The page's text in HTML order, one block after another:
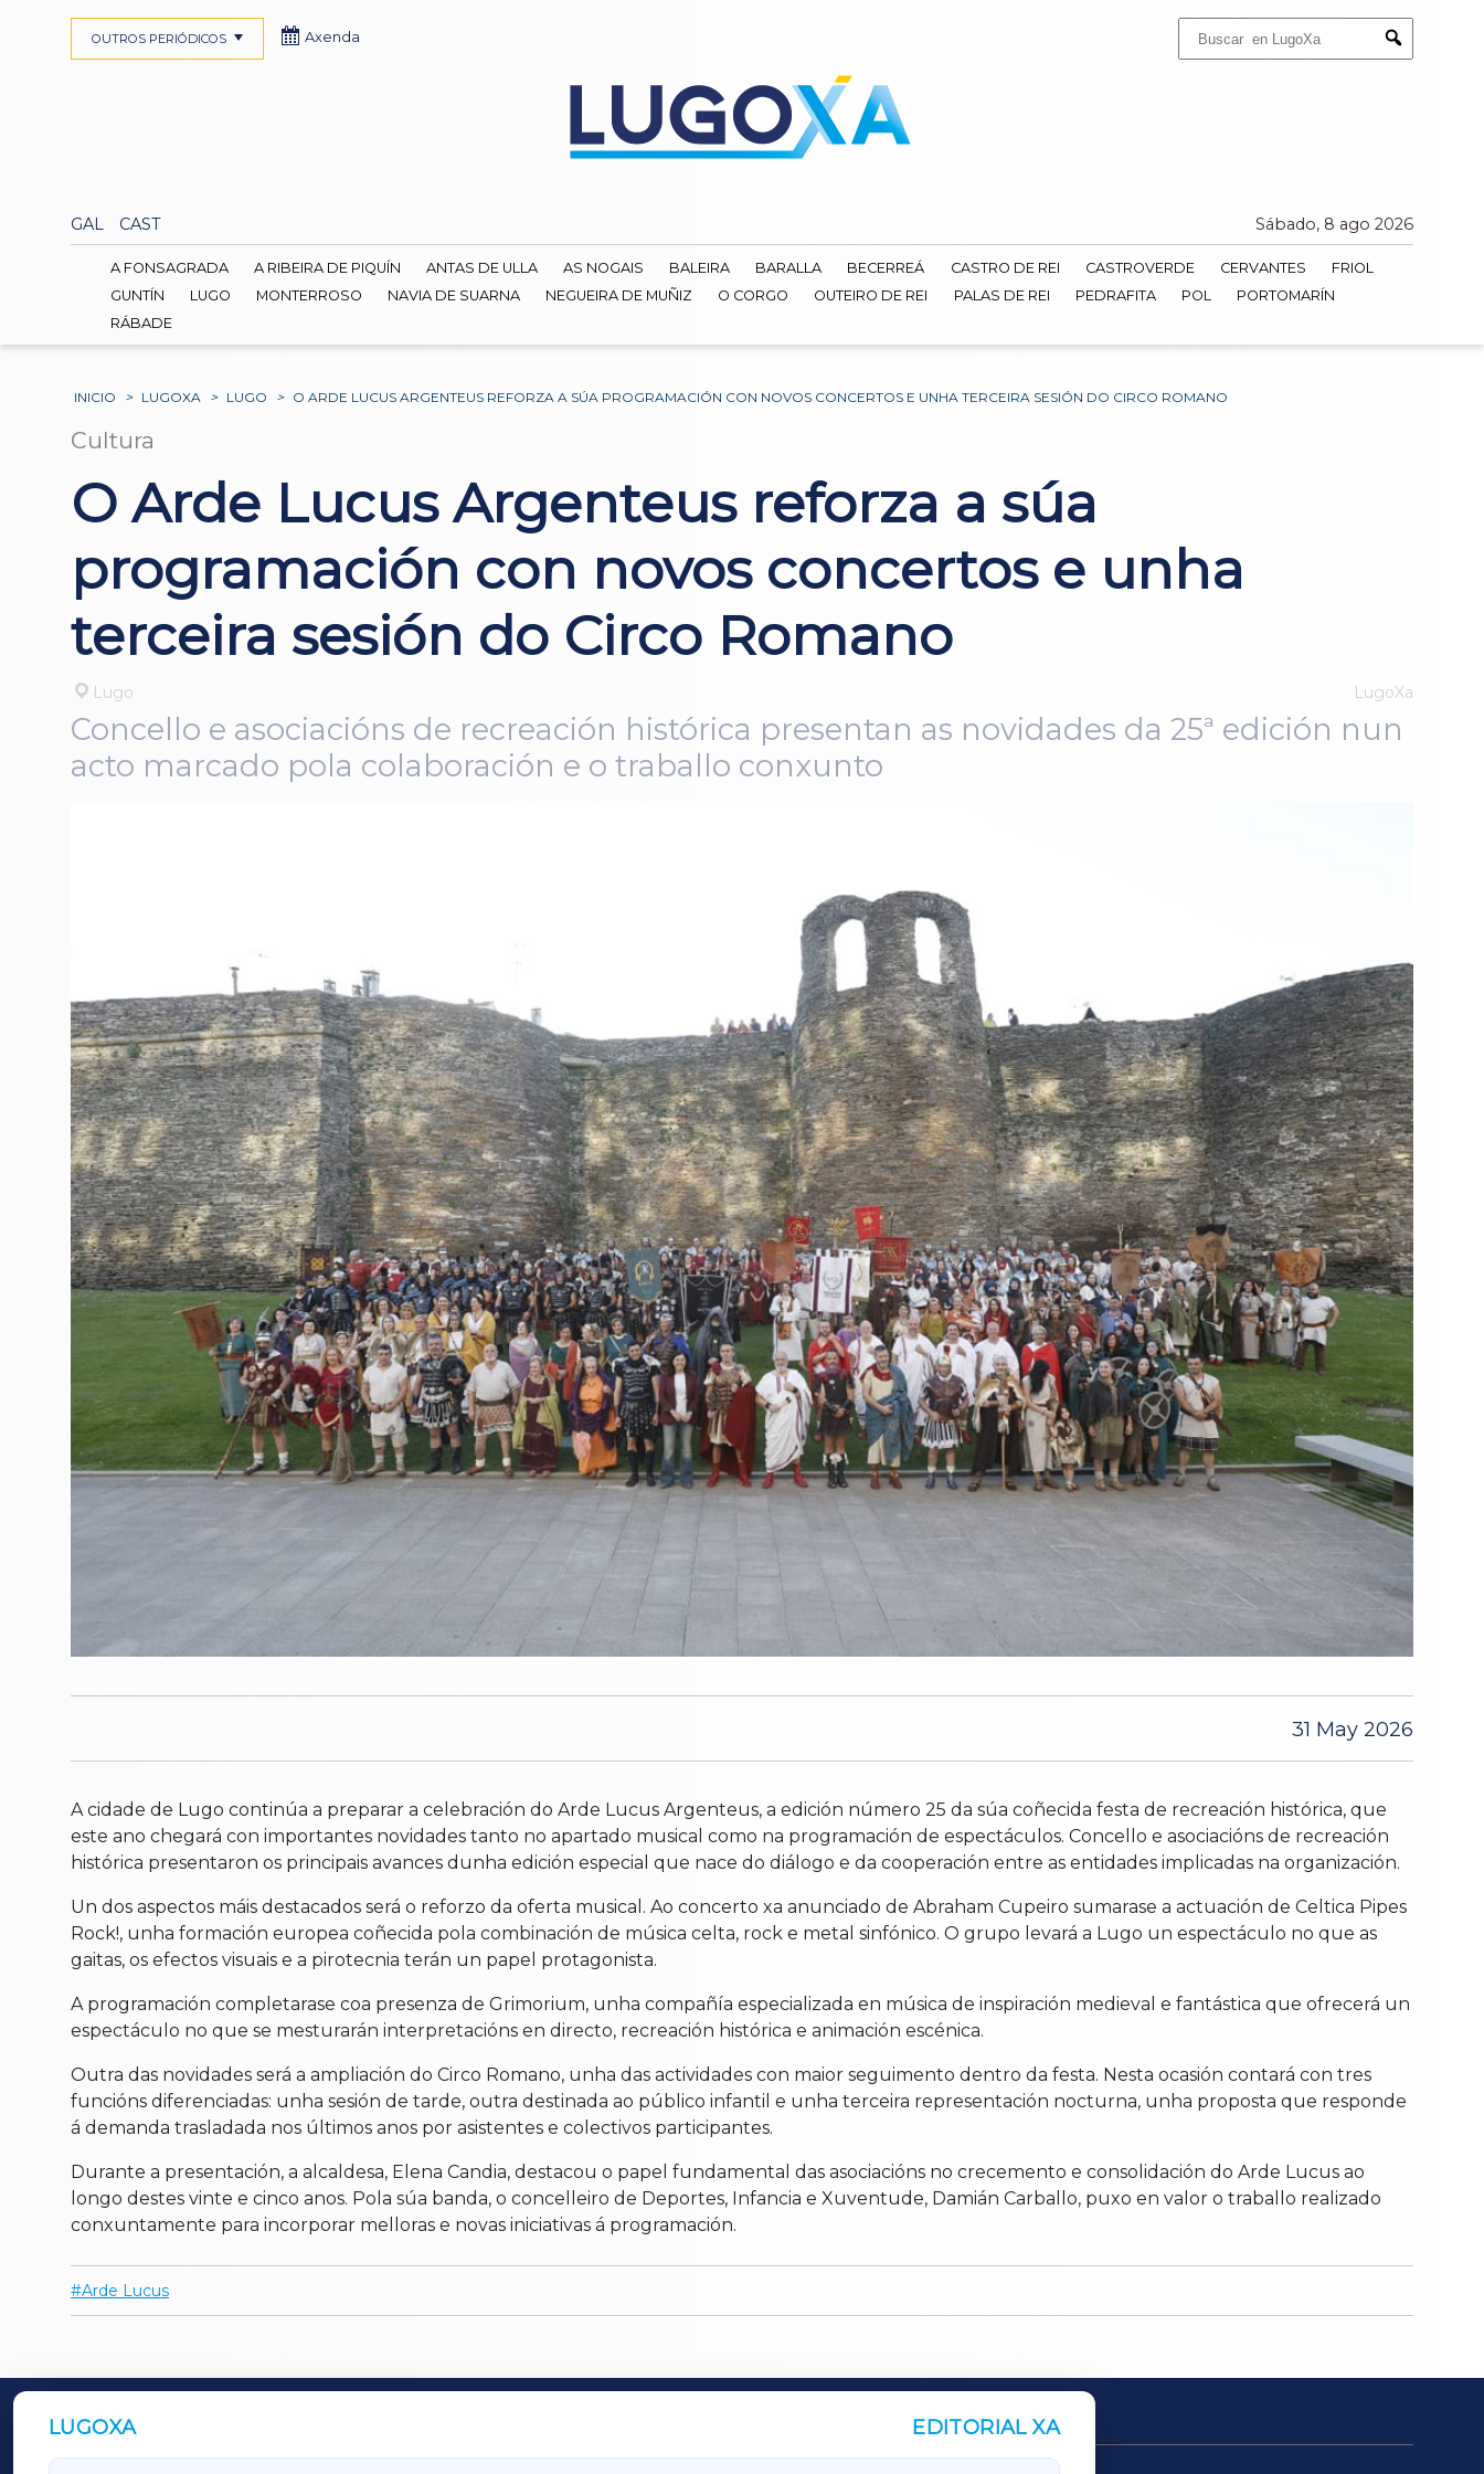
Submit
GAL CAST Sábado, 8 ago 2026
OUTROS PERIÓDICOS Axenda
A FONSAGRADA A RIBEIRA DE PIQUÍN ANTAS DE ULLA AS NOGAIS BALEIRA BARALLA BECERREÁ CASTRO DE REI CASTROVERDE CERVANTES
FRIOL
GUNTÍN
LUGO MONTERROSO NAVIA DE SUARNA NEGUEIRA DE MUÑIZ O CORGO OUTEIRO DE REI PALAS DE REI PEDRAFITA POL
PORTOMARÍN
RÁBADE
INICIO > LUGOXA > LUGO > O ARDE LUCUS ARGENTEUS REFORZA A SÚA PROGRAMACIÓN CON NOVOS CONCERTOS E UNHA TERCEIRA SESIÓN DO CIRCO ROMANO
Cultura
O Arde Lucus Argenteus reforza a súa
programación con novos concertos e unha
terceira sesión do Circo Romano
Lugo LugoXa
Concello e asociacións de recreación histórica presentan as novidades da 25ª edición nun
acto marcado pola colaboración e o traballo conxunto
31 May 2026
A cidade de Lugo continúa a preparar a celebración do Arde Lucus Argenteus, a edición número 25 da súa coñecida festa de recreación histórica, que
este ano chegará con importantes novidades tanto no apartado musical como na programación de espectáculos. Concello e asociacións de recreación
histórica presentaron os principais avances dunha edición especial que nace do diálogo e da cooperación entre as entidades implicadas na organización.
Un dos aspectos máis destacados será o reforzo da oferta musical. Ao concerto xa anunciado de Abraham Cupeiro sumarase a actuación de Celtica Pipes
Rock!, unha formación europea coñecida pola combinación de música celta, rock e metal sinfónico. O grupo levará a Lugo un espectáculo no que as
gaitas, os efectos visuais e a pirotecnia terán un papel protagonista.
A programación completarase coa presenza de Grimorium, unha compañía especializada en música de inspiración medieval e fantástica que ofrecerá un
espectáculo no que se mesturarán interpretacións en directo, recreación histórica e animación escénica.
Outra das novidades será a ampliación do Circo Romano, unha das actividades con maior seguimento dentro da festa. Nesta ocasión contará con tres
funcións diferenciadas: unha sesión de tarde, outra destinada ao público infantil e unha terceira representación nocturna, unha proposta que responde
á demanda trasladada nos últimos anos por asistentes e colectivos participantes.
Durante a presentación, a alcaldesa, Elena Candia, destacou o papel fundamental das asociacións no crecemento e consolidación do Arde Lucus ao
longo destes vinte e cinco anos. Pola súa banda, o concelleiro de Deportes, Infancia e Xuventude, Damián Carballo, puxo en valor o traballo realizado
conxuntamente para incorporar melloras e novas iniciativas á programación.
Arde Lucus
LUGOXA EDITORIAL XA
OUTROS PERIÓDICOS